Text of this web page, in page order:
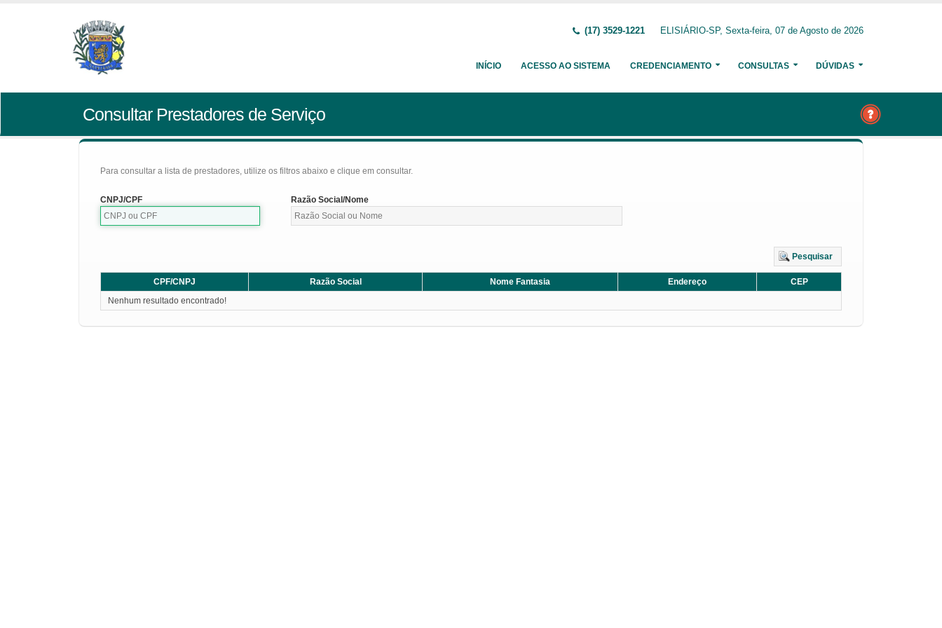
(17) 3529-1221 ELISIÁRIO-SP, Sexta-feira, 07 de Agosto de 2026
INÍCIO ACESSO AO SISTEMA CREDENCIAMENTO CONSULTAS DÚVIDAS
Consultar Prestadores de Serviço
Para consultar a lista de prestadores, utilize os filtros abaixo e clique em consultar.
CNPJ/CPF Razão Social/Nome
Pesquisar
CPF/CNPJ Razão Social Nome Fantasia Endereço
CEP
Nenhum resultado encontrado!